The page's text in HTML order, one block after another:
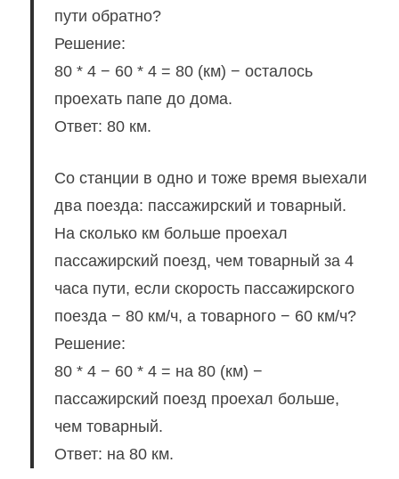
пути обратно?
Решение:
80 * 4 − 60 * 4 = 80 (км) − осталось
проехать папе до дома.
Ответ: 80 км.
Со станции в одно и тоже время выехали
два поезда: пассажирский и товарный.
На сколько км больше проехал
пассажирский поезд, чем товарный за 4
часа пути, если скорость пассажирского
поезда − 80 км/ч, а товарного − 60 км/ч?
Решение:
80 * 4 − 60 * 4 = на 80 (км) −
пассажирский поезд проехал больше,
чем товарный.
Ответ: на 80 км.